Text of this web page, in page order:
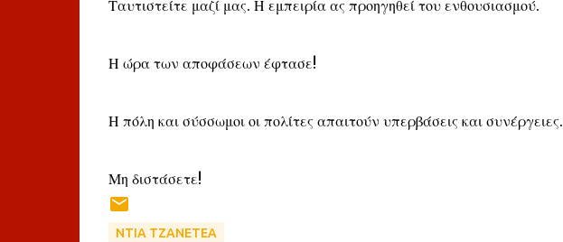
Ταυτιστείτε μαζί μας. Η εμπειρία ας προηγηθεί του ενθουσιασμού.
Η ώρα των αποφάσεων έφτασε!
Η πόλη και σύσσωμοι οι πολίτες απαιτούν υπερβάσεις και συνέργειες.
Μη διστάσετε!
ΝΤΙΑ ΤΖΑΝΕΤΕΑ